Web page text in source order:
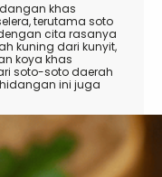
khas
terutama soto
cita rasanya
kuning dari kunyit,
koya khas
soto-soto daerah
ini juga